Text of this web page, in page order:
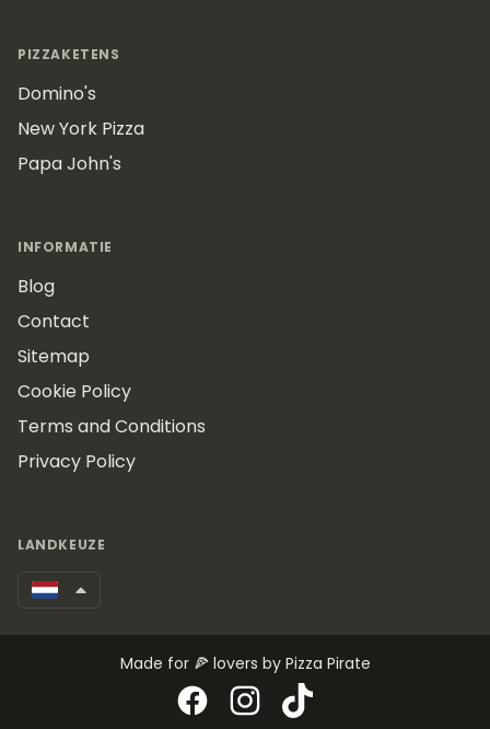
PIZZAKETENS
Domino's
New York Pizza
Papa John's
INFORMATIE
Blog
Contact
Sitemap
Cookie Policy
Terms and Conditions
Privacy Policy
LANDKEUZE
Made for 🍕 lovers by Pizza Pirate
FacebookInstagram
TikTok